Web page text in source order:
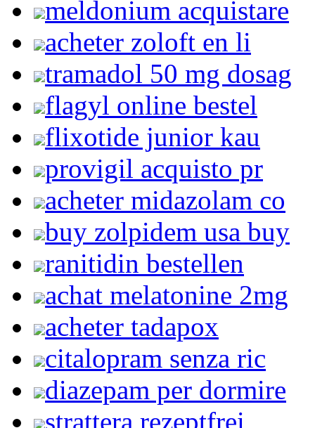
meldonium acquistare
acheter zoloft en li
tramadol 50 mg dosag
flagyl online bestel
flixotide junior kau
provigil acquisto pr
acheter midazolam co
buy zolpidem usa buy
ranitidin bestellen
achat melatonine 2mg
acheter tadapox
citalopram senza ric
diazepam per dormire
strattera rezeptfrei